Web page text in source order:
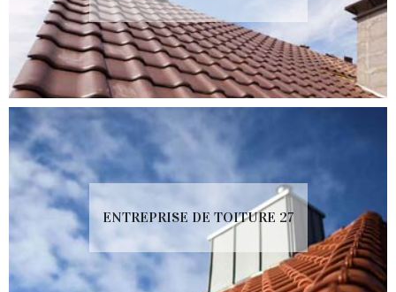
ENTREPRISE DE TOITURE 27